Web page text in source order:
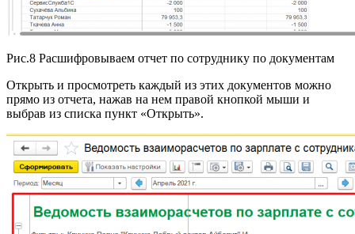
Рис.8 Расшифровываем отчет по сотруднику по документам
Открыть и просмотреть каждый из этих документов можно
прямо из отчета, нажав на нем правой кнопкой мыши и
выбрав из списка пункт «Открыть».